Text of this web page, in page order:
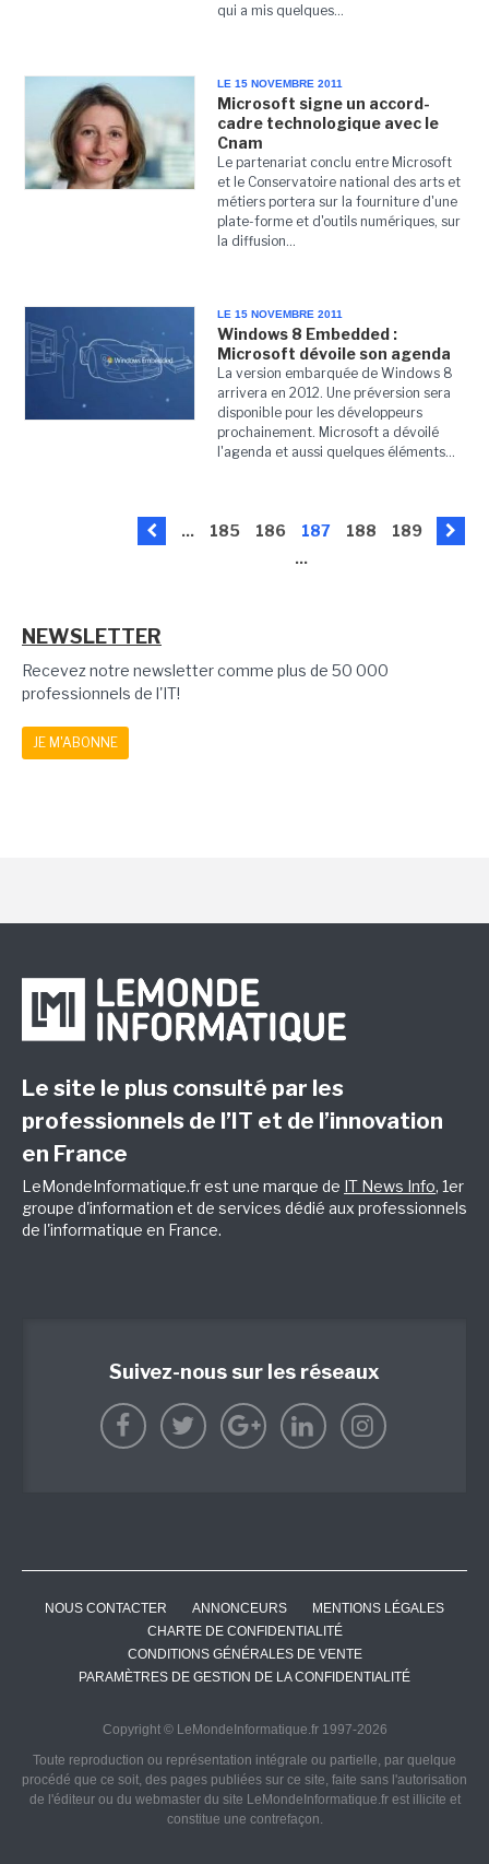
qui a mis quelques...
LE 15 NOVEMBRE 2011
Microsoft signe un accord-
cadre technologique avec le
Cnam
Le partenariat conclu entre Microsoft
et le Conservatoire national des arts et
métiers portera sur la fourniture d'une
plate-forme et d'outils numériques, sur
la diffusion...
LE 15 NOVEMBRE 2011
Windows 8 Embedded :
Microsoft dévoile son agenda
La version embarquée de Windows 8
arrivera en 2012. Une préversion sera
disponible pour les développeurs
prochainement. Microsoft a dévoilé
l'agenda et aussi quelques éléments...
... 185 186 187 188
189
...
NEWSLETTER
Recevez notre newsletter comme plus de 50 000
professionnels de l'IT!
JE M'ABONNE
Le site le plus consulté par les
professionnels de l’IT et de l’innovation
en France
LeMondeInformatique.fr est une marque de IT News Info, 1er
groupe d'information et de services dédié aux professionnels
de l'informatique en France.
Suivez-nous sur les réseaux
NOUS CONTACTER ANNONCEURS
MENTIONS LÉGALES
CHARTE DE CONFIDENTIALITÉ
CONDITIONS GÉNÉRALES DE VENTE
PARAMÈTRES DE GESTION DE LA CONFIDENTIALITÉ
Copyright © LeMondeInformatique.fr 1997-2026
Toute reproduction ou représentation intégrale ou partielle, par quelque
procédé que ce soit, des pages publiées sur ce site, faite sans l'autorisation
de l'éditeur ou du webmaster du site LeMondeInformatique.fr est illicite et
constitue une contrefaçon.